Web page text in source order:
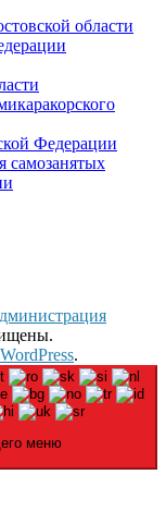
WordPress.